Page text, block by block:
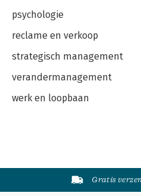
psychologie
reclame en verkoop
strategisch management
verandermanagement
werk en loopbaan
Gratis